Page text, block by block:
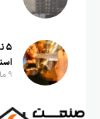
9 ماه پیش